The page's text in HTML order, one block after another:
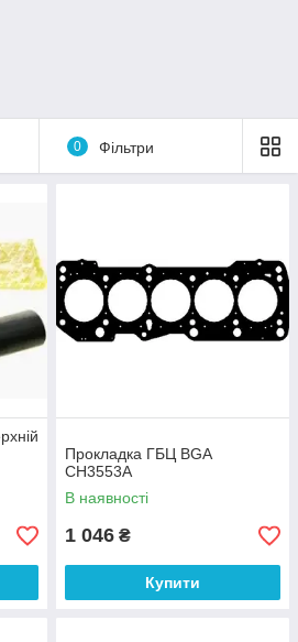
0 Фільтри
Прокладка ГБЦ BGA
CH3553A
В наявності
1 046 ₴
Купити